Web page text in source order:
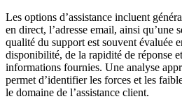
Les options d’assistance incluent
en direct, l’adresse email, ainsi qu’une
qualité du support est souvent évaluée
disponibilité, de la rapidité de réponse
informations fournies. Une analyse
permet d’identifier les forces et les
le domaine de l’assistance client.